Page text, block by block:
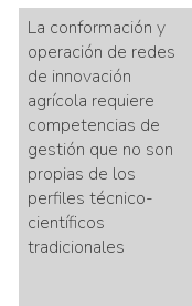
La conformación y
operación de redes
de innovación
agrícola requiere
competencias de
gestión que no son
propias de los
perfiles técnico-
científicos
tradicionales